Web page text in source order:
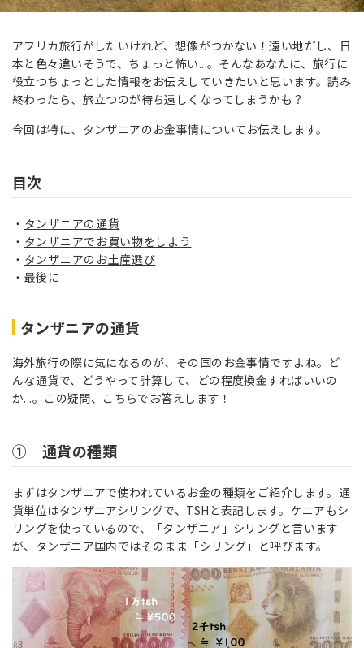
アフリカ旅行がしたいけれど、想像がつかない！遠い地だし、日
本と色々違いそうで、ちょっと怖い...。そんなあなたに、旅行に
役立つちょっとした情報をお伝えしていきたいと思います。読み
終わったら、旅立つのが待ち遠しくなってしまうかも？
今回は特に、タンザニアのお金事情についてお伝えします。
目次
タンザニアの通貨
タンザニアでお買い物をしよう
タンザニアのお土産選び
最後に
タンザニアの通貨
海外旅行の際に気になるのが、その国のお金事情ですよね。ど
んな通貨で、どうやって計算して、どの程度換金すればいいの
か...。この疑問、こちらでお答えします！
① 通貨の種類
まずはタンザニアで使われているお金の種類をご紹介します。通
貨単位はタンザニアシリングで、TSHと表記します。ケニアもシ
リングを使っているので、「タンザニア」シリングと言います
が、タンザニア国内ではそのまま「シリング」と呼びます。